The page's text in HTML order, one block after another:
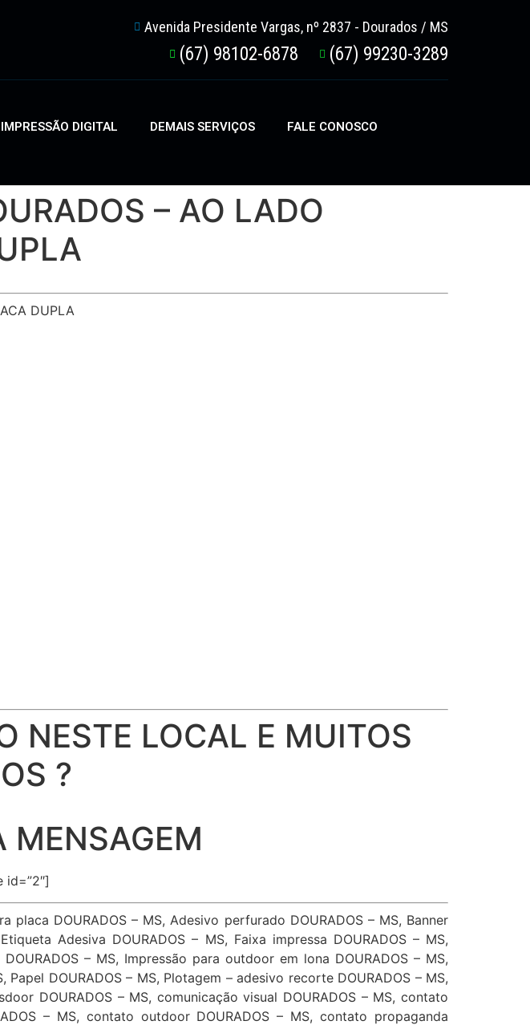
Avenida Presidente Vargas, nº 2837 - Dourados / MS
(67) 98102-6878 (67) 99230-3289
IMPRESSÃO DIGITAL DEMAIS SERVIÇOS FALE CONOSCO
– AO LADO
DUPLA
NESTE LOCAL E MUITOS
?
MENSAGEM
id=”2″]
placa DOURADOS – MS, Adesivo perfurado DOURADOS – MS, Banner
Adesiva DOURADOS – MS, Faixa impressa DOURADOS – MS,
– MS, Impressão para outdoor em lona DOURADOS – MS,
DOURADOS – MS, Plotagem – adesivo recorte DOURADOS – MS,
DOURADOS – MS, comunicação visual DOURADOS – MS, contato
– MS, contato outdoor DOURADOS – MS, contato propaganda